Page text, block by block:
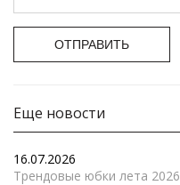
ОТПРАВИТЬ
Еще новости
16.07.2026
Трендовые юбки лета 2026